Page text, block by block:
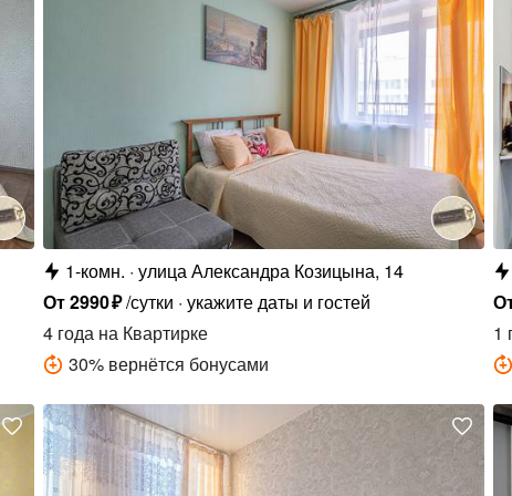
1-комн. улица Александра Козицына, 14
От2990₽/сутки укажите даты и гостей
4 года на Квартирке
30% вернётся бонусами
1